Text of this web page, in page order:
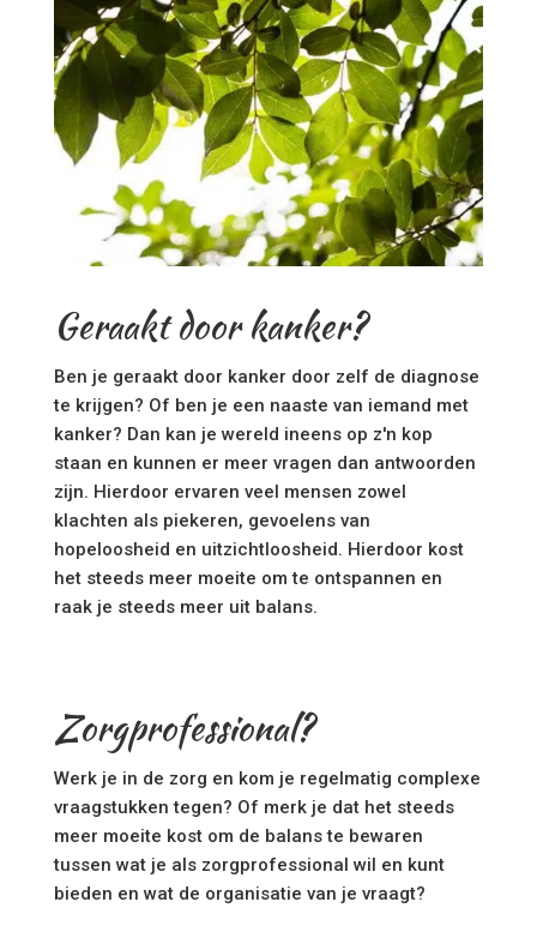
Geraakt door kanker?
Ben je geraakt door kanker door zelf de diagnose
te krijgen? Of ben je een naaste van iemand met
kanker? Dan kan je wereld ineens op z'n kop
staan en kunnen er meer vragen dan antwoorden
zijn. Hierdoor ervaren veel mensen zowel
klachten als piekeren, gevoelens van
hopeloosheid en uitzichtloosheid. Hierdoor kost
het steeds meer moeite om te ontspannen en
raak je steeds meer uit balans.
Zorgprofessional?
Werk je in de zorg en kom je regelmatig complexe
vraagstukken tegen? Of merk je dat het steeds
meer moeite kost om de balans te bewaren
tussen wat je als zorgprofessional wil en kunt
bieden en wat de organisatie van je vraagt?